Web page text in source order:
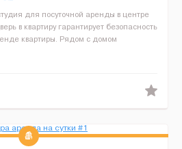
для посуточной аренды в центре
в квартиру гарантирует безопасность
квартиры. Рядом с домом
для машин. Отлична...